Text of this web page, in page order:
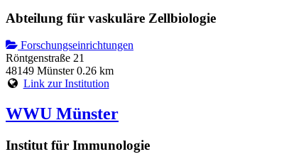
Abteilung für vaskuläre Zellbiologie
Forschungseinrichtungen
Röntgenstraße 21
48149 Münster 0.26 km
Link zur Institution
WWU Münster
Institut für Immunologie